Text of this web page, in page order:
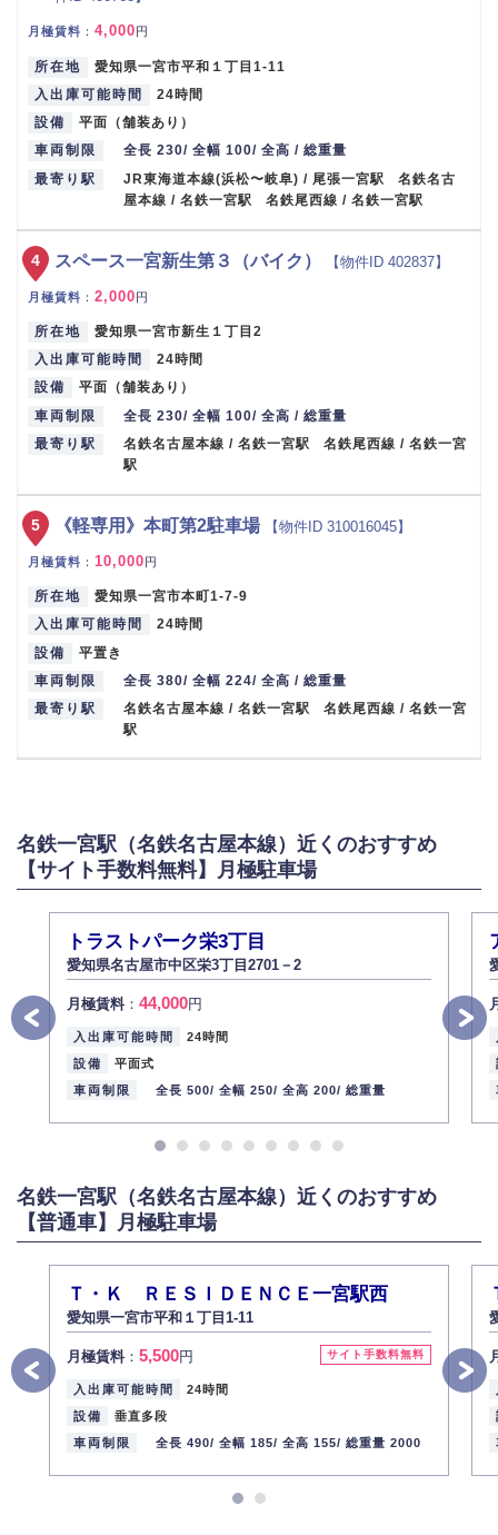
月極賃料 ： 4,000 円
所在地
愛知県一宮市平和１丁目1-11
入出庫可能時間
24時間
設備
平面（舗装あり）
車両制限
全長 230/ 全幅 100/ 全高 / 総重量
最寄り駅
JR東海道本線(浜松〜岐阜) / 尾張一宮駅 名鉄名古
屋本線 / 名鉄一宮駅 名鉄尾西線 / 名鉄一宮駅
スペース一宮新生第３（バイク） 【物件ID 402837】
月極賃料 ： 2,000円
所在地
愛知県一宮市新生１丁目2
入出庫可能時間
24時間
設備
平面（舗装あり）
車両制限
全長 230/ 全幅 100/ 全高 / 総重量
最寄り駅
名鉄名古屋本線 / 名鉄一宮駅 名鉄尾西線 / 名鉄一宮
駅
4
《軽専用》本町第2駐車場 【物件ID 310016045】
月極賃料 ： 10,000円
所在地
愛知県一宮市本町1-7-9
入出庫可能時間
24時間
設備
平置き
車両制限
全長 380/ 全幅 224/ 全高 / 総重量
最寄り駅
名鉄名古屋本線 / 名鉄一宮駅 名鉄尾西線 / 名鉄一宮
駅
5
名鉄一宮駅（名鉄名古屋本線）近くのおすすめ
【サイト手数料無料】月極駐車場
トラストパーク栄3丁目
愛知県名古屋市中区栄3丁目2701－2
月極賃料： 44,000円
入出庫可能時間
24時間
設備
平面式
車両制限
全長 500/ 全幅 250/ 全高 200/ 総重量
名鉄一宮駅（名鉄名古屋本線）近くのおすすめ
【普通車】月極駐車場
Ｔ・Ｋ ＲＥＳＩＤＥＮＣＥ一宮駅西
愛知県一宮市平和１丁目1-11
サイト手数料無料
月極賃料： 5,500円
入出庫可能時間
24時間
設備
垂直多段
車両制限
全長 490/ 全幅 185/ 全高 155/ 総重量 2000